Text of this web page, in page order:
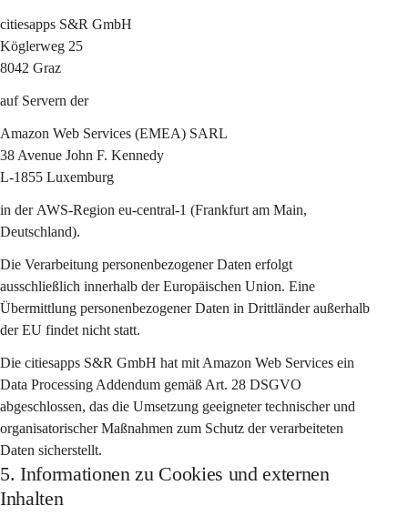
citiesapps S&R GmbH
Köglerweg 25
8042 Graz
auf Servern der
Amazon Web Services (EMEA) SARL
38 Avenue John F. Kennedy
L-1855 Luxemburg
in der AWS-Region eu-central-1 (Frankfurt am Main,
Deutschland).
Die Verarbeitung personenbezogener Daten erfolgt
ausschließlich innerhalb der Europäischen Union. Eine
Übermittlung personenbezogener Daten in Drittländer außerhalb
der EU findet nicht statt.
Die citiesapps S&R GmbH hat mit Amazon Web Services ein
Data Processing Addendum gemäß Art. 28 DSGVO
abgeschlossen, das die Umsetzung geeigneter technischer und
organisatorischer Maßnahmen zum Schutz der verarbeiteten
Daten sicherstellt.
5. Informationen zu Cookies und externen
Inhalten